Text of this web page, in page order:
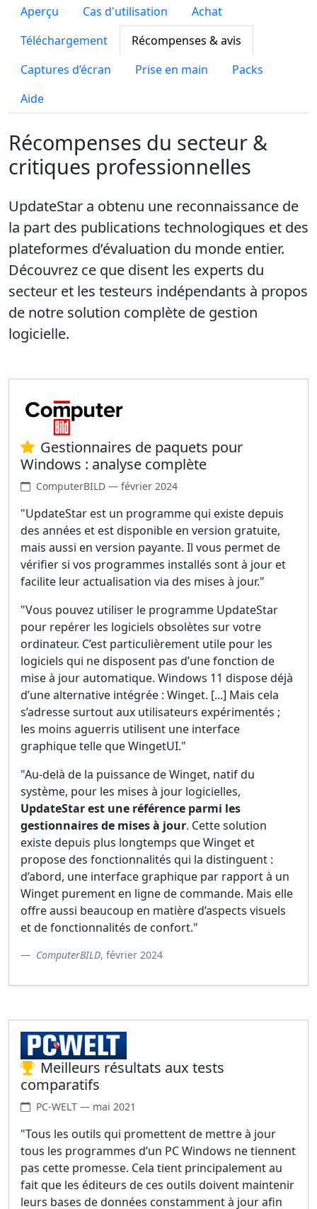
Aperçu Cas d'utilisation
Achat
Téléchargement
Récompenses & avis
Captures d’écran
Prise en main
Packs
Aide
Récompenses du secteur &
critiques professionnelles
UpdateStar a obtenu une reconnaissance de
la part des publications technologiques et des
plateformes d’évaluation du monde entier.
Découvrez ce que disent les experts du
secteur et les testeurs indépendants à propos
de notre solution complète de gestion
logicielle.
Gestionnaires de paquets pour
Windows : analyse complète
ComputerBILD — février 2024
"UpdateStar est un programme qui existe depuis
des années et est disponible en version gratuite,
mais aussi en version payante. Il vous permet de
vérifier si vos programmes installés sont à jour et
facilite leur actualisation via des mises à jour."
"Vous pouvez utiliser le programme UpdateStar
pour repérer les logiciels obsolètes sur votre
ordinateur. C’est particulièrement utile pour les
logiciels qui ne disposent pas d’une fonction de
mise à jour automatique. Windows 11 dispose déjà
d’une alternative intégrée : Winget. [...] Mais cela
s’adresse surtout aux utilisateurs expérimentés ;
les moins aguerris utilisent une interface
graphique telle que WingetUI."
"Au-delà de la puissance de Winget, natif du
système, pour les mises à jour logicielles,
UpdateStar est une référence parmi les
gestionnaires de mises à jour. Cette solution
existe depuis plus longtemps que Winget et
propose des fonctionnalités qui la distinguent :
d’abord, une interface graphique par rapport à un
Winget purement en ligne de commande. Mais elle
offre aussi beaucoup en matière d’aspects visuels
et de fonctionnalités de confort."
ComputerBILD, février 2024
Meilleurs résultats aux tests
comparatifs
PC-WELT — mai 2021
"Tous les outils qui promettent de mettre à jour
tous les programmes d’un PC Windows ne tiennent
pas cette promesse. Cela tient principalement au
fait que les éditeurs de ces outils doivent maintenir
leurs bases de données constamment à jour afin